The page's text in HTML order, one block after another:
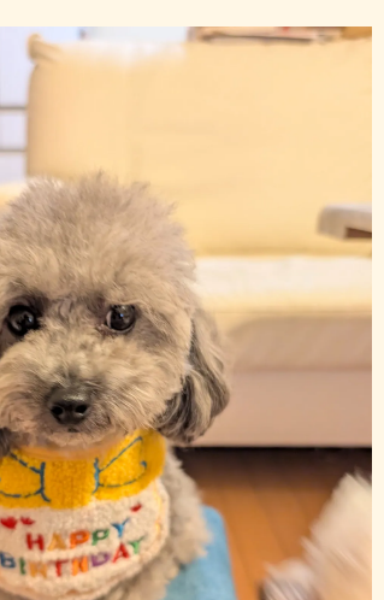
毛玉予
ピンブ
ふわふ
嫌がる愛犬
トイプ
嫌がる
ブラッ
トイプ
ご褒美
トイプード
トイプ
毛玉予
日常ケ